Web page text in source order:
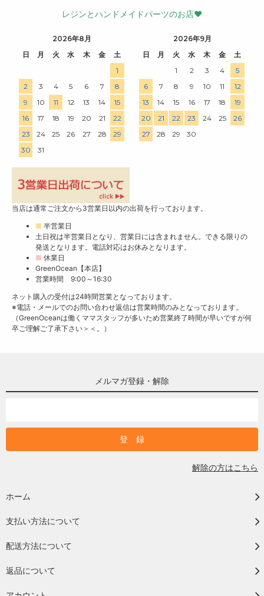
レジンとハンドメイドパーツのお店♥
2026年8月
日
月 火 水 木 金
土
1
2
3 4 5 6 7
8
9
10 11 12 13 14
15
16
17 18 19 20 21
22
23
24 25 26 27 28
29
30
31
2026年9月
日
月 火 水 木 金
土
1
2 3 4
5
6
7 8 9 10 11
12
13
14 15 16 17 18
19
20
21 22 23 24 25
26
27
28 29 30
当店は通常ご注文から3営業日以内の出荷を行っております。
■ 半営業日
土日祝は半営業日となり、営業日には含まれません。できる限りの
発送となります。電話対応はお休みとなります。
■ 休業日
GreenOcean【本店】
営業時間 9:00～16:30
ネット購入の受付は24時間営業となっております。
※電話・メールでのお問い合わせ返信は営業時間のみとなっております。
（GreenOceanは働くママスタッフが多いため営業終了時間が早いですが何
卒ご理解ご了承下さい＞＜。）
メルマガ登録・解除
解除の方はこちら
ホーム
支払い方法について
配送方法について
返品について